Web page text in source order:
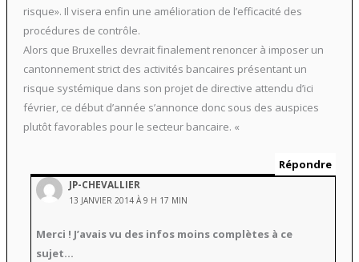
risque». Il visera enfin une amélioration de l’efficacité des
procédures de contrôle.
Alors que Bruxelles devrait finalement renoncer à imposer un
cantonnement strict des activités bancaires présentant un
risque systémique dans son projet de directive attendu d’ici
février, ce début d’année s’annonce donc sous des auspices
plutôt favorables pour le secteur bancaire. «
Répondre
JP-CHEVALLIER
13 JANVIER 2014 À 9 H 17 MIN
Merci ! J’avais vu des infos moins complètes à ce
sujet…